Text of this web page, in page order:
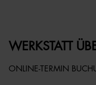
WERKSTATT
ONLINE-TERMIN